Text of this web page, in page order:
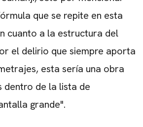
que se repite en esta
cuanto a la estructura del
el delirio que siempre aporta
esta sería una obra
dentro de la lista de
grande".